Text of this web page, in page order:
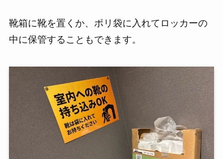
靴箱に靴を置くか、ポリ袋に入れてロッカーの
中に保管することもできます。